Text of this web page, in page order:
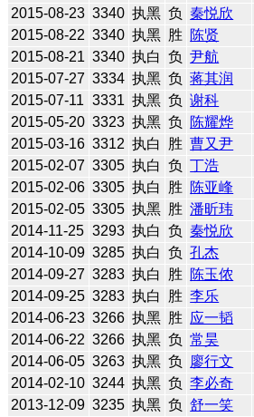
2015-08-23 3340 执黑 负 秦悦欣
2015-08-22 3340 执黑 胜 陈贤
2015-08-21 3340 执白 负 尹航
2015-07-27 3334 执黑 负 蒋其润
2015-07-11 3331 执黑 负 谢科
2015-05-20 3323 执黑 负 陈耀烨
2015-03-16 3312 执白 胜 曹又尹
2015-02-07 3305 执白 负 丁浩
2015-02-06 3305 执白 胜 陈亚峰
2015-02-05 3305 执黑 胜 潘昕玮
2014-11-25 3293 执白 负 秦悦欣
2014-10-09 3285 执白 负 孔杰
2014-09-27 3283 执白 胜 陈玉侬
2014-09-25 3283 执白 胜 李乐
2014-06-23 3266 执黑 胜 应一韬
2014-06-22 3266 执黑 负 常昊
2014-06-05 3263 执黑 负 廖行文
2014-02-10 3244 执黑 负 李必奇
2013-12-09 3235 执黑 负 舒一笑